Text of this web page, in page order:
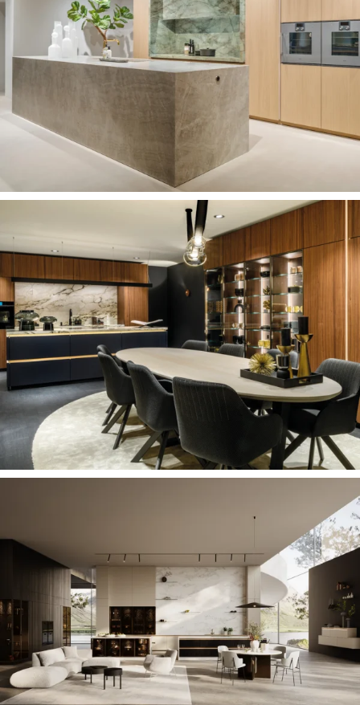
GREEPLOZE DESIGNKEUKEN MET
FINEERFRONTEN EN LICHTDESIGN
ELEGANTE DESIGNKEUKEN IN
NOTEN EN DONKERBLAUW
TIJDLOOS KEUKENDESIGN DAT HET
HART RAAKT